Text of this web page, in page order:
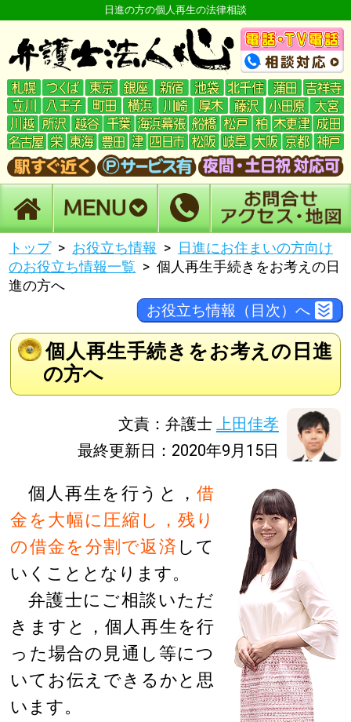
日進の方の個人再生の法律相談
トップ お役立ち情報
日進にお住まいの方向け
のお役立ち情報一覧
個人再生手続きをお考えの日
進の方へ
お役立ち情報（目次）へ
個人再生手続きをお考えの日進
の方へ
文責：弁護士 上田佳孝
最終更新日：2020年9月15日
個人再生を行うと，借
金を大幅に圧縮し，残り
の借金を分割で返済 して
いくこととなります。
弁護士にご相談いただ
きますと，個人再生を行
った場合の見通し等につ
いてお伝えできるかと思
います。